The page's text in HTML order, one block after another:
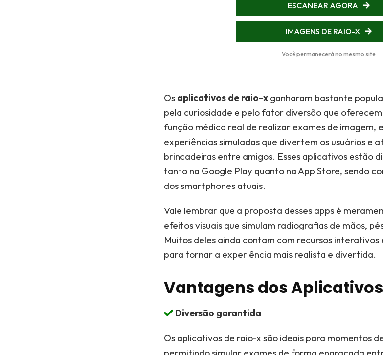
ESCANEAR AGORA
IMAGENS DE RAIO-X
Você permanecerá no mesmo site
Os aplicativos de raio-x ganharam bastante
pela curiosidade e pelo fator diversão que
função médica real de realizar exames de imagem,
experiências simuladas que divertem os usuários e
brincadeiras entre amigos. Esses aplicativos estão
tanto na Google Play quanto na App Store, sendo
dos smartphones atuais.
Vale lembrar que a proposta desses apps é
efeitos visuais que simulam radiografias de mãos,
Muitos deles ainda contam com recursos
para tornar a experiência mais realista e divertida.
Vantagens dos Aplicativos
Diversão garantida
Os aplicativos de raio-x são ideais para momentos
permitindo simular exames de forma engraçada